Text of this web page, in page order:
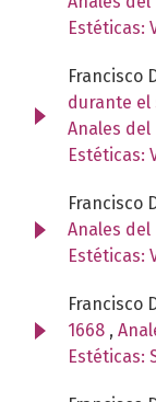
Estéticas:
Francisco
durante el
Anales
Estéticas:
Francisco
Anales
Estéticas:
Francisco
1668 ,
Estéticas: